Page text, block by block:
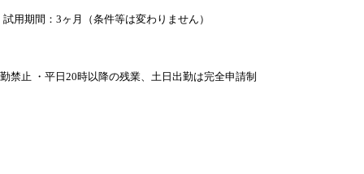
用期間：3ヶ月（条件等は変わりません）
止 ・平日20時以降の残業、土日出勤は完全申請制